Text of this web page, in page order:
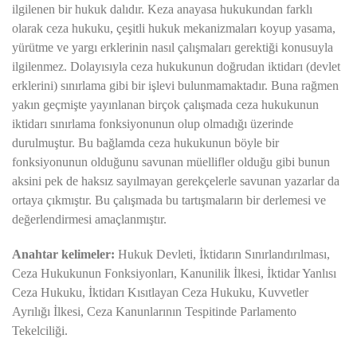
ilgilenen bir hukuk dalıdır. Keza anayasa hukukundan farklı
olarak ceza hukuku, çeşitli hukuk mekanizmaları koyup yasama,
yürütme ve yargı erklerinin nasıl çalışmaları gerektiği konusuyla
ilgilenmez. Dolayısıyla ceza hukukunun doğrudan iktidarı (devlet
erklerini) sınırlama gibi bir işlevi bulunmamaktadır. Buna rağmen
yakın geçmişte yayınlanan birçok çalışmada ceza hukukunun
iktidarı sınırlama fonksiyonunun olup olmadığı üzerinde
durulmuştur. Bu bağlamda ceza hukukunun böyle bir
fonksiyonunun olduğunu savunan müellifler olduğu gibi bunun
aksini pek de haksız sayılmayan gerekçelerle savunan yazarlar da
ortaya çıkmıştır. Bu çalışmada bu tartışmaların bir derlemesi ve
değerlendirmesi amaçlanmıştır.
Anahtar kelimeler: Hukuk Devleti, İktidarın Sınırlandırılması,
Ceza Hukukunun Fonksiyonları, Kanunilik İlkesi, İktidar Yanlısı
Ceza Hukuku, İktidarı Kısıtlayan Ceza Hukuku, Kuvvetler
Ayrılığı İlkesi, Ceza Kanunlarının Tespitinde Parlamento
Tekelciliği.